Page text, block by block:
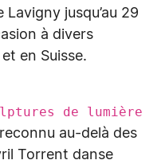
jusqu’au 29
à divers
en Suisse.
de lumière
au-delà des
Torrent danse